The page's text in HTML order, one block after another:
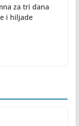
za tri dana
i hiljade
isto?